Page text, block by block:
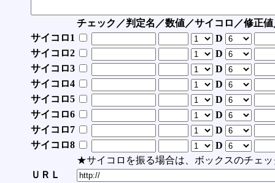
チェック／判定名／数値／サイコロ／修正
サイコロ1
D
サイコロ2
D
サイコロ3
D
サイコロ4
D
サイコロ5
D
サイコロ6
D
サイコロ7
D
サイコロ8
D
★サイコロを振る場合は、ボックスのチェッ
ＵＲＬ